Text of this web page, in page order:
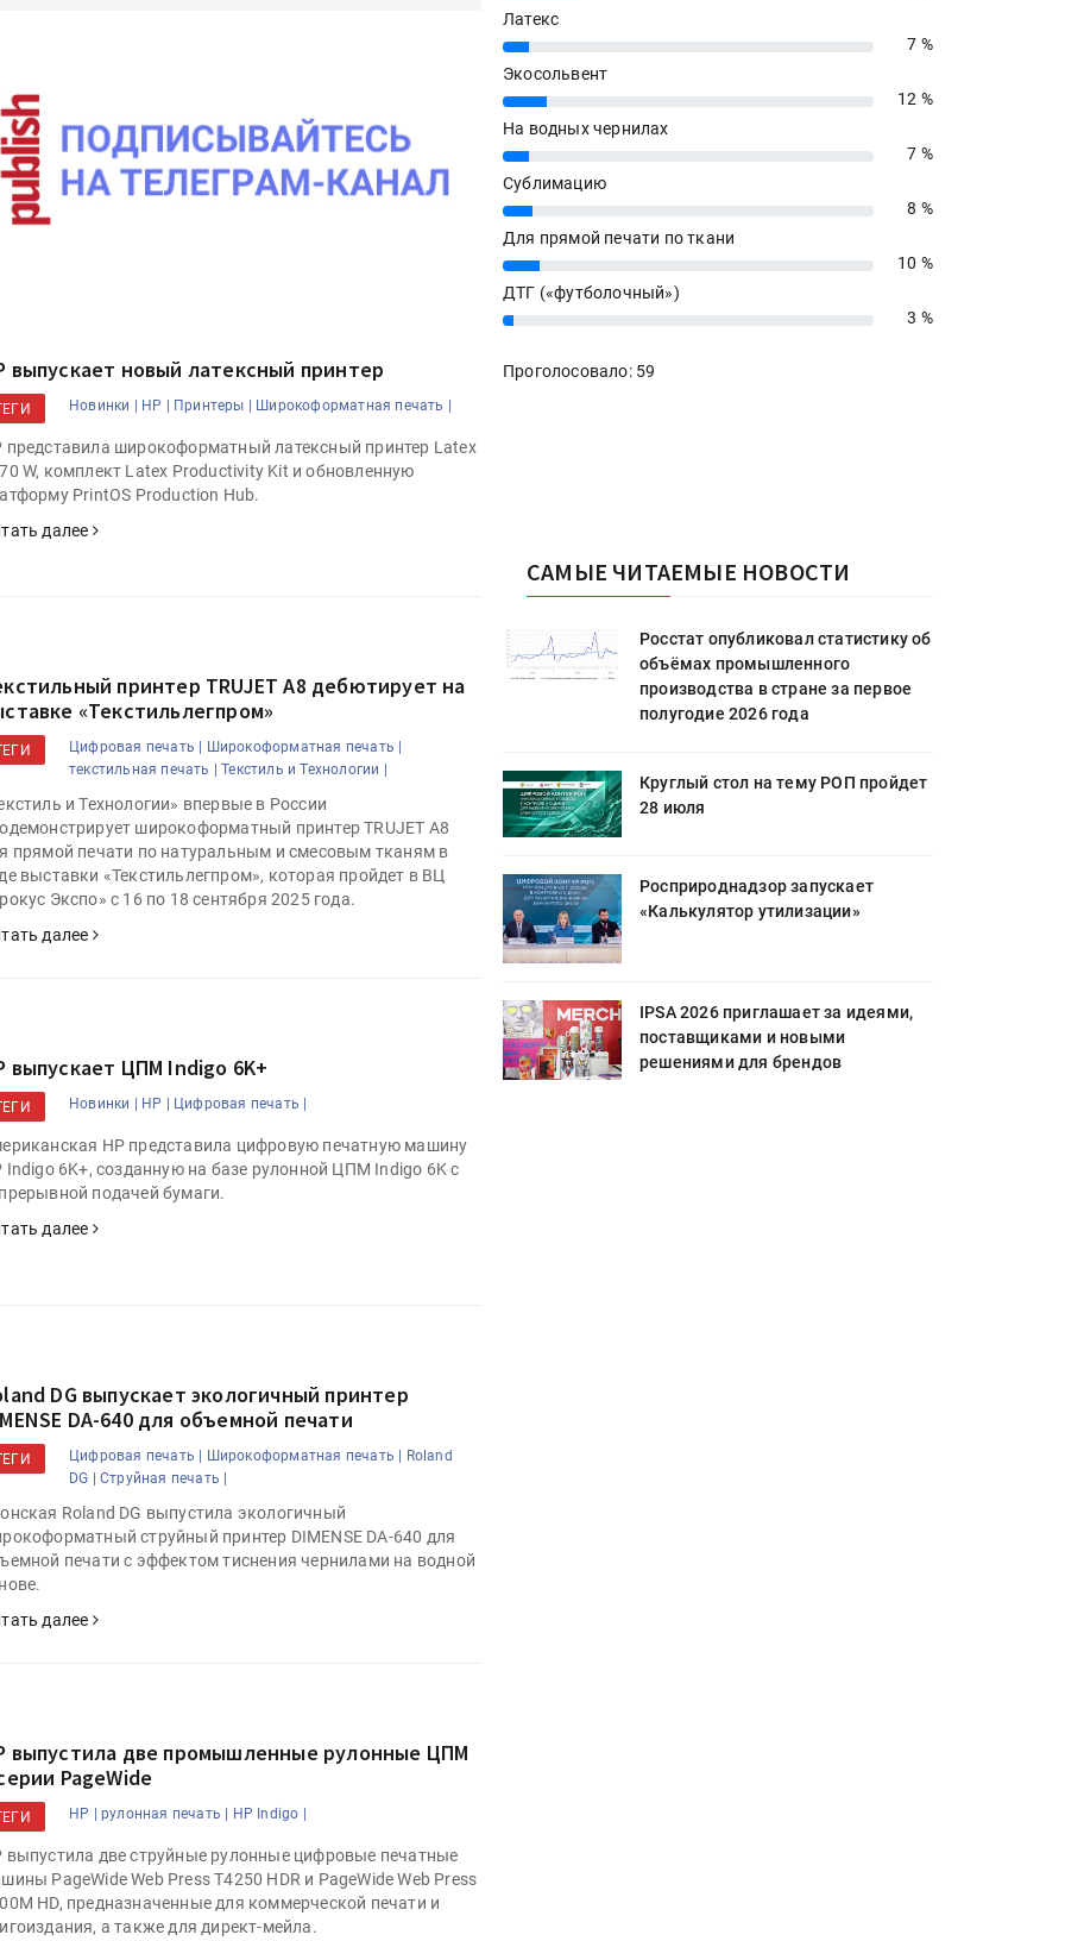
выпускает новый латексный принтер
Новинки | HP | Принтеры | Широкоформатная печать |
представила широкоформатный латексный принтер Latex
W, комплект Latex Productivity Kit и обновленную
PrintOS Production Hub.
далее
принтер TRUJET A8 дебютирует на
«Текстильлегпром»
Цифровая печать |
Широкоформатная печать |
текстильная печать |
Текстиль и Технологии |
и Технологии» впервые в России
широкоформатный принтер TRUJET A8
прямой печати по натуральным и смесовым тканям в
выставки «Текстильлегпром», которая пройдет в ВЦ
Экспо» с 16 по 18 сентября 2025 года.
далее
выпускает ЦПМ Indigo 6K+
Новинки | HP | Цифровая печать |
HP представила цифровую печатную машину
Indigo 6K+, созданную на базе рулонной ЦПМ Indigo 6K с
подачей бумаги.
далее
DG выпускает экологичный принтер
DA-640 для объемной печати
Цифровая печать | Широкоформатная печать |
Roland
DG |
Струйная печать |
Roland DG выпустила экологичный
струйный принтер DIMENSE DA-640 для
печати с эффектом тиснения чернилами на водной
далее
выпустила две промышленные рулонные ЦПМ
PageWide
HP | рулонная печать | HP Indigo |
выпустила две струйные рулонные цифровые печатные
PageWide Web Press T4250 HDR и PageWide Web Press
HD, предназначенные для коммерческой печати и
а также для директ-мейла.
Латекс
7%
7 %
Экосольвент
12%
12 %
На водных чернилах
7%
7 %
Сублимацию
8%
8 %
Для прямой печати по ткани
10%
10 %
ДТГ («футболочный»)
3% 3 %
Проголосовало: 59
САМЫЕ ЧИТАЕМЫЕ НОВОСТИ
производства в стране за первое
полугодие 2026 года
Круглый стол на тему РОП пройдет
28 июля
Росприроднадзор запускает
«Калькулятор утилизации»
решениями для брендов
Росстат опубликовал статистику об
объёмах промышленного
производства в стране за первое
полугодие 2026 года
Круглый стол на тему РОП пройдет
28 июля
Росприроднадзор запускает
«Калькулятор утилизации»
IPSA 2026 приглашает за идеями,
поставщиками и новыми
решениями для брендов